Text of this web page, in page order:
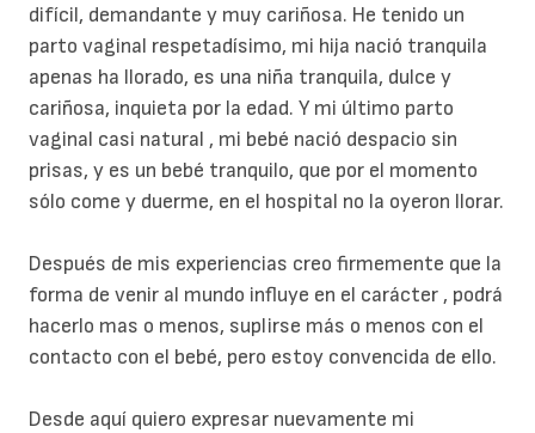
difícil, demandante y muy cariñosa. He tenido un
parto vaginal respetadísimo, mi hija nació tranquila
apenas ha llorado, es una niña tranquila, dulce y
cariñosa, inquieta por la edad. Y mi último parto
vaginal casi natural , mi bebé nació despacio sin
prisas, y es un bebé tranquilo, que por el momento
sólo come y duerme, en el hospital no la oyeron llorar.
Después de mis experiencias creo firmemente que la
forma de venir al mundo influye en el carácter , podrá
hacerlo mas o menos, suplirse más o menos con el
contacto con el bebé, pero estoy convencida de ello.
Desde aquí quiero expresar nuevamente mi